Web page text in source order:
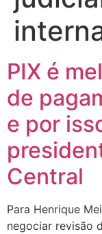
PIX é
de
e por
Central
Para Henrique
negociar revisão